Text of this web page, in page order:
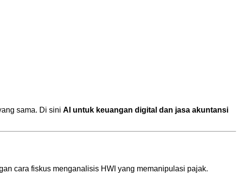
sama. Di sini AI untuk keuangan digital dan jasa akuntansi
cara fiskus menganalisis HWI yang memanipulasi pajak.